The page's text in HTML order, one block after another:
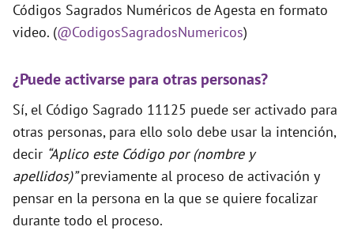
Códigos Sagrados Numéricos de Agesta en formato
video. (@CodigosSagradosNumericos)
¿Puede activarse para otras personas?
Sí, el Código Sagrado 11125 puede ser activado para
otras personas, para ello solo debe usar la intención,
decir “Aplico este Código por (nombre y
apellidos)”previamente al proceso de activación y
pensar en la persona en la que se quiere focalizar
durante todo el proceso.